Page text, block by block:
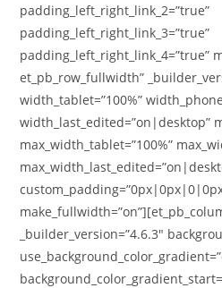
padding_left_right_link_2=”true”
padding_left_right_link_3=”true”
padding_left_right_link_4=”true”
et_pb_row_fullwidth”
width_tablet=”100%”
width_last_edited=”on|desktop”
max_width_tablet=”100%”
_builder_version=”4.6.3″